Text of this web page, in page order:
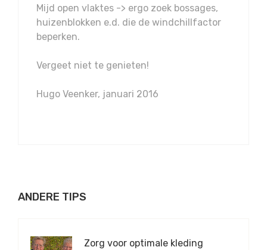
Mijd open vlaktes -> ergo zoek bossages,
huizenblokken e.d. die de windchillfactor
beperken.
Vergeet niet te genieten!
Hugo Veenker, januari 2016
ANDERE TIPS
Zorg voor optimale kleding